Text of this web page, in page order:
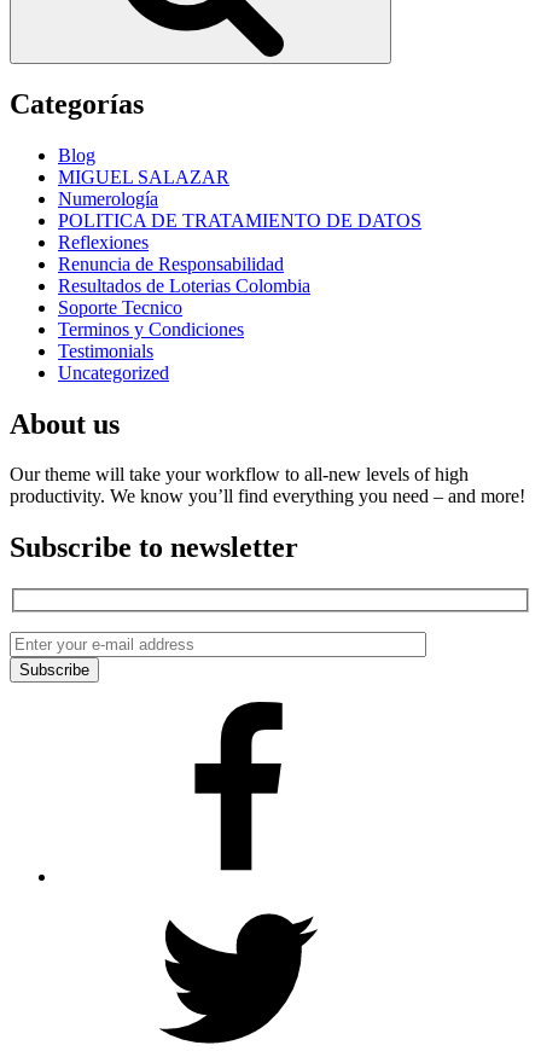
Categorías
Blog
MIGUEL SALAZAR
Numerología
POLITICA DE TRATAMIENTO DE DATOS
Reflexiones
Renuncia de Responsabilidad
Resultados de Loterias Colombia
Soporte Tecnico
Terminos y Condiciones
Testimonials
Uncategorized
About us
Our theme will take your workflow to all-new levels of high
productivity. We know you’ll find everything you need – and more!
Subscribe to newsletter